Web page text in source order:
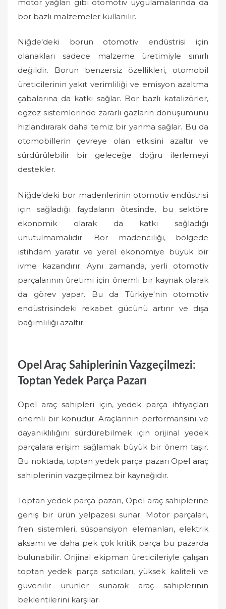
motor yağları gibi otomotiv uygulamalarında da
bor bazlı malzemeler kullanılır.
Niğde'deki borun otomotiv endüstrisi için
olanakları sadece malzeme üretimiyle sınırlı
değildir. Borun benzersiz özellikleri, otomobil
üreticilerinin yakıt verimliliği ve emisyon azaltma
çabalarına da katkı sağlar. Bor bazlı katalizörler,
egzoz sistemlerinde zararlı gazların dönüşümünü
hızlandırarak daha temiz bir yanma sağlar. Bu da
otomobillerin çevreye olan etkisini azaltır ve
sürdürülebilir bir geleceğe doğru ilerlemeyi
destekler.
Niğde'deki bor madenlerinin otomotiv endüstrisi
için sağladığı faydaların ötesinde, bu sektöre
ekonomik olarak da katkı sağladığı
unutulmamalıdır. Bor madenciliği, bölgede
istihdam yaratır ve yerel ekonomiye büyük bir
ivme kazandırır. Aynı zamanda, yerli otomotiv
parçalarının üretimi için önemli bir kaynak olarak
da görev yapar. Bu da Türkiye'nin otomotiv
endüstrisindeki rekabet gücünü artırır ve dışa
bağımlılığı azaltır.
Opel Araç Sahiplerinin Vazgeçilmezi:
Toptan Yedek Parça Pazarı
Opel araç sahipleri için, yedek parça ihtiyaçları
önemli bir konudur. Araçlarının performansını ve
dayanıklılığını sürdürebilmek için orijinal yedek
parçalara erişim sağlamak büyük bir önem taşır.
Bu noktada, toptan yedek parça pazarı Opel araç
sahiplerinin vazgeçilmez bir kaynağıdır.
Toptan yedek parça pazarı, Opel araç sahiplerine
geniş bir ürün yelpazesi sunar. Motor parçaları,
fren sistemleri, süspansiyon elemanları, elektrik
aksamı ve daha pek çok kritik parça bu pazarda
bulunabilir. Orijinal ekipman üreticileriyle çalışan
toptan yedek parça satıcıları, yüksek kaliteli ve
güvenilir ürünler sunarak araç sahiplerinin
beklentilerini karşılar.